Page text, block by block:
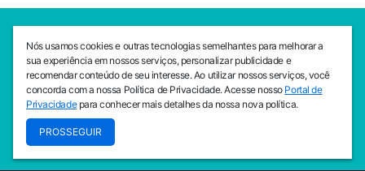
SEDE CEJAM
Av. da Liberdade, 765, Liberdade, São Paulo, 01503-001
(11) 3469 - 1818
INSTITUTO CEJAM
Av. da Liberdade, 765, Liberdade, São Paulo, 01503-001
Nós usamos cookies e outras tecnologias semelhantes para melhorar a
sua experiência em nossos serviços, personalizar publicidade e
recomendar conteúdo de seu interesse. Ao utilizar nossos serviços, você
concorda com a nossa Política de Privacidade. Acesse nosso Portal de
Privacidadepara conhecer mais detalhes da nossa nova política.
PROSSEGUIR